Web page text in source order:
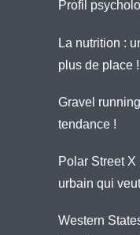
Profil
La nutrition :
plus de place !
Gravel
tendance !
Polar Street
urbain qui
Western